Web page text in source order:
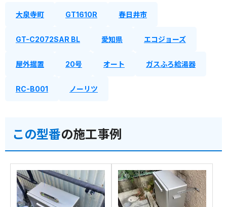
大泉寺町 GT1610R 春日井市
GT-C2072SAR BL 愛知県 エコジョーズ
屋外据置 20号 オート ガスふろ給湯器
RC-B001 ノーリツ
この型番の施工事例